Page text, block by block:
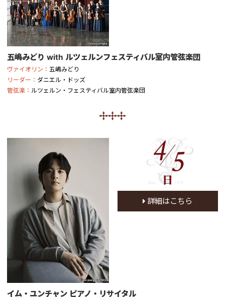
五嶋みどり with ルツェルンフェスティバル室内管弦楽団
ヴァイオリン： 五嶋みどり
リーダー： ダニエル・ドッズ
管弦楽： ルツェルン・フェスティバル室内管弦楽団
45
日
詳細はこちら
イム・ユンチャン ピアノ・リサイタル